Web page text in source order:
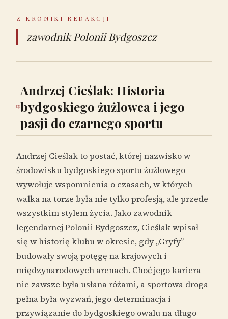
Z KRONIKI REDAKCJI
zawodnik Polonii Bydgoszcz
Andrzej Cieślak: Historia
bydgoskiego żużlowca i jego
pasji do czarnego sportu
Andrzej Cieślak to postać, której nazwisko w
środowisku bydgoskiego sportu żużlowego
wywołuje wspomnienia o czasach, w których
walka na torze była nie tylko profesją, ale przede
wszystkim stylem życia. Jako zawodnik
legendarnej Polonii Bydgoszcz, Cieślak wpisał
się w historię klubu w okresie, gdy „Gryfy”
budowały swoją potęgę na krajowych i
międzynarodowych arenach. Choć jego kariera
nie zawsze była usłana różami, a sportowa droga
pełna była wyzwań, jego determinacja i
przywiązanie do bydgoskiego owalu na długo